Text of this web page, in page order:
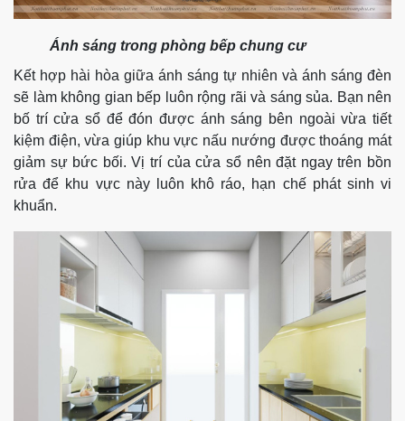
Ánh sáng trong phòng bếp chung cư
Kết hợp hài hòa giữa ánh sáng tự nhiên và ánh sáng đèn
sẽ làm không gian bếp luôn rộng rãi và sáng sủa. Bạn nên
bố trí cửa sổ để đón được ánh sáng bên ngoài vừa tiết
kiệm điện, vừa giúp khu vực nấu nướng được thoáng mát
giảm sự bức bối. Vị trí của cửa sổ nên đặt ngay trên bồn
rửa để khu vực này luôn khô ráo, hạn chế phát sinh vi
khuẩn.